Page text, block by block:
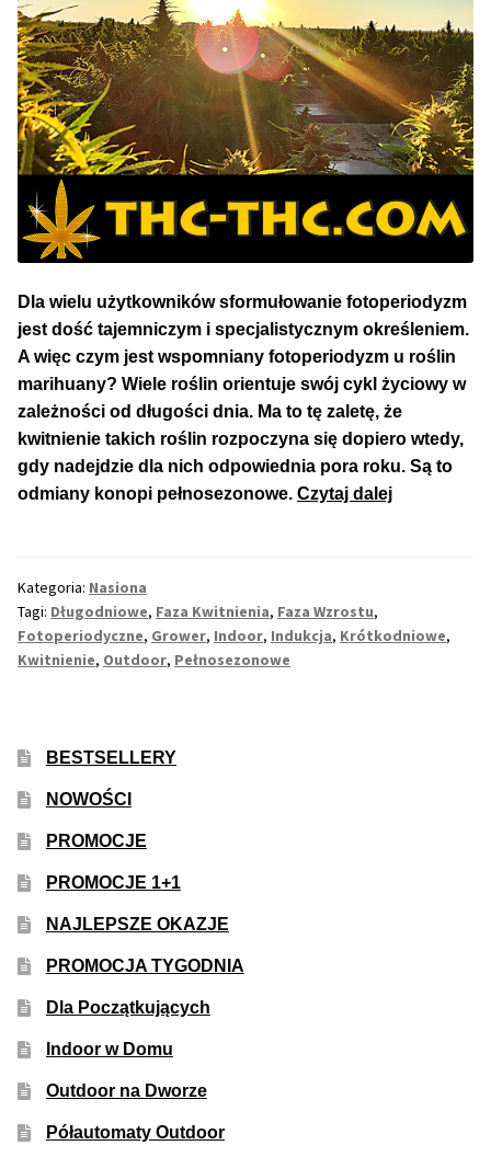
Dla wielu użytkowników sformułowanie fotoperiodyzm
jest dość tajemniczym i specjalistycznym określeniem.
A więc czym jest wspomniany fotoperiodyzm u roślin
marihuany? Wiele roślin orientuje swój cykl życiowy w
zależności od długości dnia. Ma to tę zaletę, że
kwitnienie takich roślin rozpoczyna się dopiero wtedy,
gdy nadejdzie dla nich odpowiednia pora roku. Są to
odmiany konopi pełnosezonowe. Czytaj dalejCo
Roślin
Kategoria: Nasiona
Tagi: Długodniowe, Faza Kwitnienia, Faza Wzrostu,
Fotoperiodyczne, Grower, Indoor, Indukcja, Krótkodniowe,
Kwitnienie, Outdoor, Pełnosezonowe
BESTSELLERY
NOWOŚCI
PROMOCJE
PROMOCJE 1+1
NAJLEPSZE OKAZJE
PROMOCJA TYGODNIA
Dla Początkujących
Indoor w Domu
Outdoor na Dworze
Półautomaty Outdoor